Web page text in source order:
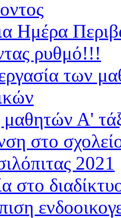
Ημέρα
ρυθμό!!!
των
μαθητών Α'
στο
2021
στο